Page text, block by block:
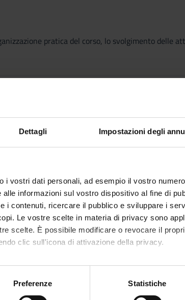
Dettagli Impostazioni degli
i vostri dati personali, ad esempio il vostro
informazioni sul vostro dispositivo al fine di
i contenuti, ricercare il pubblico e sviluppare i
Le vostre scelte in materia di privacy sono
scelte. È possibile modificare o revocare il
clic sull'icona di attivazione della privacy.
tua posizione geografica, con
Preferenze Statistiche
pratica del corso, lo svolgimento
dei materiali (Sarà
(SSD)
DEI MATERIALI